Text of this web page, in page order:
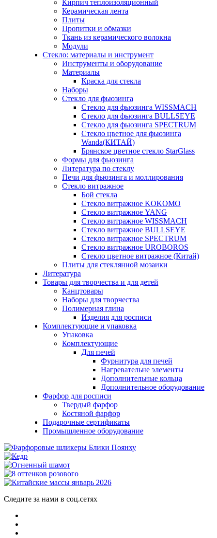
Кирпич теплоизоляционный
Керамическая лента
Плиты
Пропитки и обмазки
Ткань из керамического волокна
Модули
Стекло: материалы и инструмент
Инструменты и оборудование
Материалы
Краска для стекла
Наборы
Стекло для фьюзинга
Стекло для фьюзинга WISSMACH
Стекло для фьюзинга BULLSEYE
Стекло для фьюзинга SPECTRUM
Стекло цветное для фьюзинга
Wanda(КИТАЙ)
Брянское цветное стекло StarGlass
Формы для фьюзинга
Литература по стеклу
Печи для фьюзинга и моллирования
Стекло витражное
Бой стекла
Стекло витражное KOKOMO
Стекло витражное YANG
Стекло витражное WISSMACH
Стекло витражное BULLSEYE
Стекло витражное SPECTRUM
Стекло витражное UROBOROS
Стекло цветное витражное (Китай)
Плиты для стеклянной мозаики
Литература
Товары для творчества и для детей
Канцтовары
Наборы для творчества
Полимерная глина
Изделия для росписи
Комплектующие и упаковка
Упаковка
Комплектующие
Для печей
Фурнитура для печей
Нагревательне элементы
Дополнительные кольца
Дополнительное оборудование
Фарфор для росписи
Твердый фарфор
Костяной фарфор
Подарочные сертификаты
Промышленное оборудование
Следите за нами в соц.сетях